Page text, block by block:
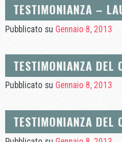
TESTIMONIANZA –
Pubblicato su Gennaio 8, 2013
Pubblicato su Gennaio 8, 2013